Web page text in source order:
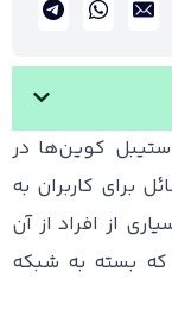
کوین‌ها در
برای کاربران به
از افراد از آن
که بسته به شبکه‌